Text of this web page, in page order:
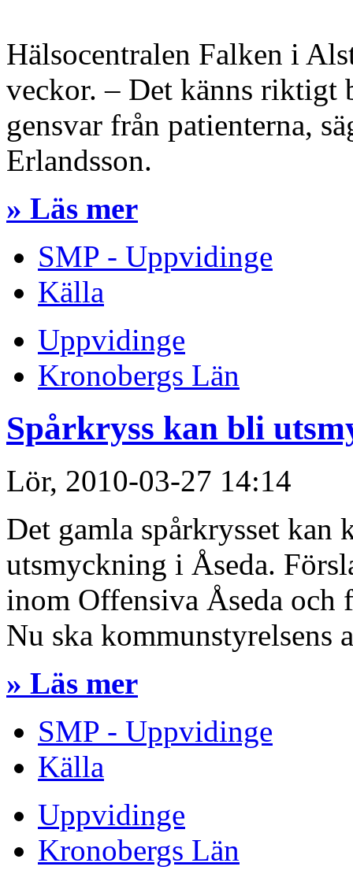
Hälsocentralen Falken i
veckor. – Det känns riktigt
gensvar från patienterna,
Erlandsson.
» Läs mer
SMP - Uppvidinge
Källa
Uppvidinge
Kronobergs Län
Spårkryss kan bli
Lör, 2010-03-27 14:14
Det gamla spårkrysset
utsmyckning i Åseda.
inom Offensiva Åseda
Nu ska kommunstyrelsens
» Läs mer
SMP - Uppvidinge
Källa
Uppvidinge
Kronobergs Län